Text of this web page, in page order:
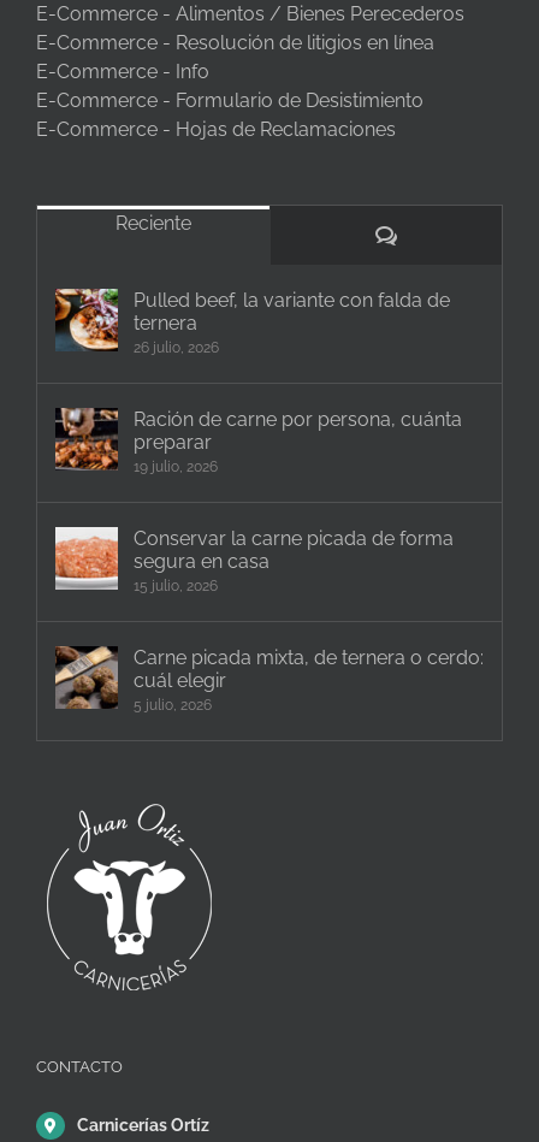
E-Commerce - Alimentos / Bienes Perecederos
E-Commerce - Resolución de litigios en línea
E-Commerce - Info
E-Commerce - Formulario de Desistimiento
E-Commerce - Hojas de Reclamaciones
Reciente
Comentarios
Pulled beef, la variante con falda de
ternera
26 julio, 2026
Ración de carne por persona, cuánta
preparar
19 julio, 2026
Conservar la carne picada de forma
segura en casa
15 julio, 2026
Carne picada mixta, de ternera o cerdo:
cuál elegir
5 julio, 2026
CONTACTO
Carnicerías Ortíz